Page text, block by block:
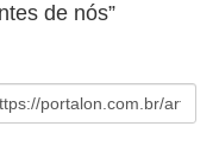
de nós”